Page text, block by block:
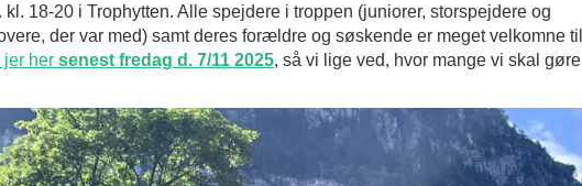
18-20 i Trophytten. Alle spejdere i troppen (juniorer, storspejdere og
der var med) samt deres forældre og søskende er meget velkomne til
jer her senest fredag d. 7/11 2025, så vi lige ved, hvor mange vi skal gøre